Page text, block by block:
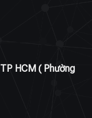
HCM ( Phường